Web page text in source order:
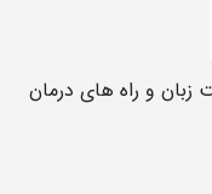
زبان و راه های درمان